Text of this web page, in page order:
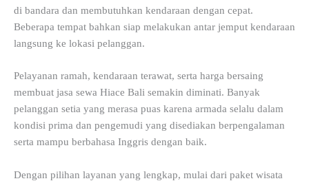
di bandara dan membutuhkan kendaraan dengan cepat.
Beberapa tempat bahkan siap melakukan antar jemput kendaraan
langsung ke lokasi pelanggan.
Pelayanan ramah, kendaraan terawat, serta harga bersaing
membuat jasa sewa Hiace Bali semakin diminati. Banyak
pelanggan setia yang merasa puas karena armada selalu dalam
kondisi prima dan pengemudi yang disediakan berpengalaman
serta mampu berbahasa Inggris dengan baik.
Dengan pilihan layanan yang lengkap, mulai dari paket wisata